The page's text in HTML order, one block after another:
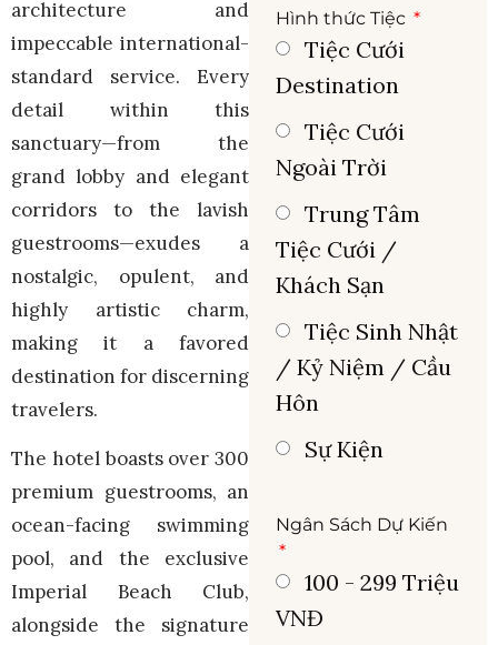
architecture and
impeccable international-
standard service. Every
detail within this
sanctuary—from the
grand lobby and elegant
corridors to the lavish
guestrooms—exudes a
nostalgic, opulent, and
highly artistic charm,
making it a favored
destination for discerning
travelers.
The hotel boasts over 300
premium guestrooms, an
ocean-facing swimming
pool, and the exclusive
Imperial Beach Club,
alongside the signature
Hình thức Tiệc
Tiệc Cưới
Destination
Tiệc Cưới
Ngoài Trời
Trung Tâm
Tiệc Cưới /
Khách Sạn
Tiệc Sinh Nhật
/ Kỷ Niệm / Cầu
Hôn
Sự Kiện
Ngân Sách Dự Kiến
100 - 299 Triệu
VNĐ